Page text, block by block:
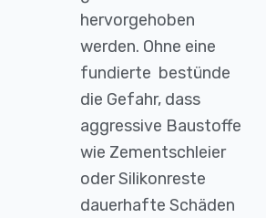
hervorgehoben
werden. Ohne eine
fundierte bestünde
die Gefahr, dass
aggressive Baustoffe
wie Zementschleier
oder Silikonreste
dauerhafte Schäden